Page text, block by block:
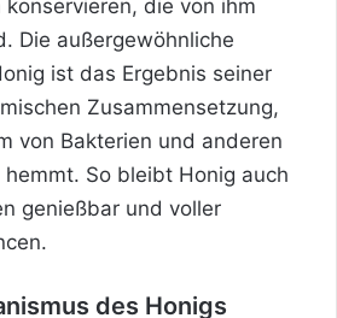
die von ihm
Die außergewöhnliche
ist das Ergebnis seiner
Zusammensetzung,
von Bakterien und anderen
So bleibt Honig auch
genießbar und voller
des Honigs